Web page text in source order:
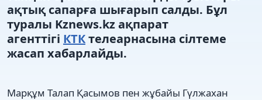
ақтық сапарға шығарып салды. Бұл
туралы Kznews.kz ақпарат
агенттігі КТКтелеарнасына сілтеме
жасап хабарлайды.
Марқұм Талап Қасымов пен жұбайы Гүлжахан